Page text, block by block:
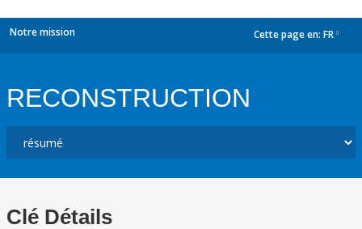
Notre mission Cette page en: FR
RECONSTRUCTION
Clé Détails